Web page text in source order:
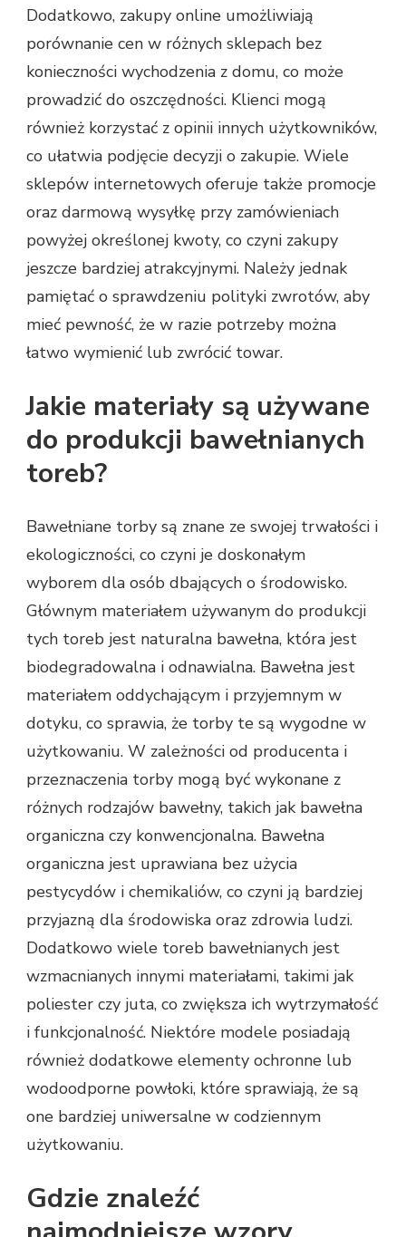
Dodatkowo, zakupy online umożliwiają
porównanie cen w różnych sklepach bez
konieczności wychodzenia z domu, co może
prowadzić do oszczędności. Klienci mogą
również korzystać z opinii innych użytkowników,
co ułatwia podjęcie decyzji o zakupie. Wiele
sklepów internetowych oferuje także promocje
oraz darmową wysyłkę przy zamówieniach
powyżej określonej kwoty, co czyni zakupy
jeszcze bardziej atrakcyjnymi. Należy jednak
pamiętać o sprawdzeniu polityki zwrotów, aby
mieć pewność, że w razie potrzeby można
łatwo wymienić lub zwrócić towar.
Jakie materiały są używane
do produkcji bawełnianych
toreb?
Bawełniane torby są znane ze swojej trwałości i
ekologiczności, co czyni je doskonałym
wyborem dla osób dbających o środowisko.
Głównym materiałem używanym do produkcji
tych toreb jest naturalna bawełna, która jest
biodegradowalna i odnawialna. Bawełna jest
materiałem oddychającym i przyjemnym w
dotyku, co sprawia, że torby te są wygodne w
użytkowaniu. W zależności od producenta i
przeznaczenia torby mogą być wykonane z
różnych rodzajów bawełny, takich jak bawełna
organiczna czy konwencjonalna. Bawełna
organiczna jest uprawiana bez użycia
pestycydów i chemikaliów, co czyni ją bardziej
przyjazną dla środowiska oraz zdrowia ludzi.
Dodatkowo wiele toreb bawełnianych jest
wzmacnianych innymi materiałami, takimi jak
poliester czy juta, co zwiększa ich wytrzymałość
i funkcjonalność. Niektóre modele posiadają
również dodatkowe elementy ochronne lub
wodoodporne powłoki, które sprawiają, że są
one bardziej uniwersalne w codziennym
użytkowaniu.
Gdzie znaleźć